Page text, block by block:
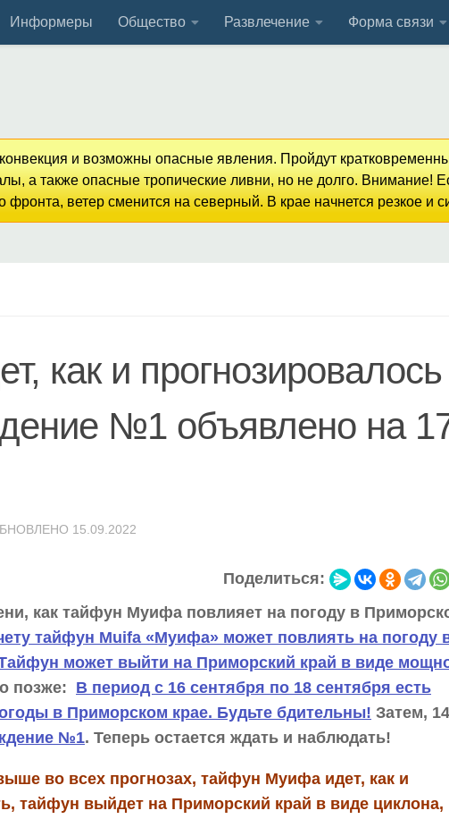
Информеры Общество Развлечение Форма связи
и возможны опасные явления. Пройдут
а также опасные тропические ливни, но не долго. Внимание!
ветер сменится на северный. В крае начнется резкое и
как и прогнозировалось
№1 объявлено на
15.09.2022
Поделиться:
как тайфун Муифа повлияет на погоду в
тайфун Muifa «Муифа» может повлиять на погоду
может выйти на Приморский край в виде
позже: В период с 16 сентября по 18 сентября есть
в Приморском крае. Будьте бдительны! Затем, 14
№1. Теперь остается ждать и наблюдать!
во всех прогнозах, тайфун Муифа идет, как и
тайфун выйдет на Приморский край в виде циклона,